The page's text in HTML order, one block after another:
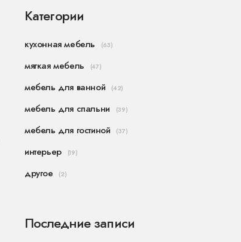
Категории
кухонная мебель (63)
мягкая мебель (47)
мебель для ванной (42)
мебель для спальни (39)
мебель для гостиной (37)
интерьер (19)
другое (2)
Последние записи